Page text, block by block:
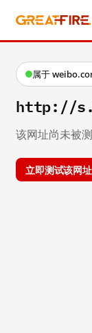
属于
http://
该网址尚未被测
立即测试该网址